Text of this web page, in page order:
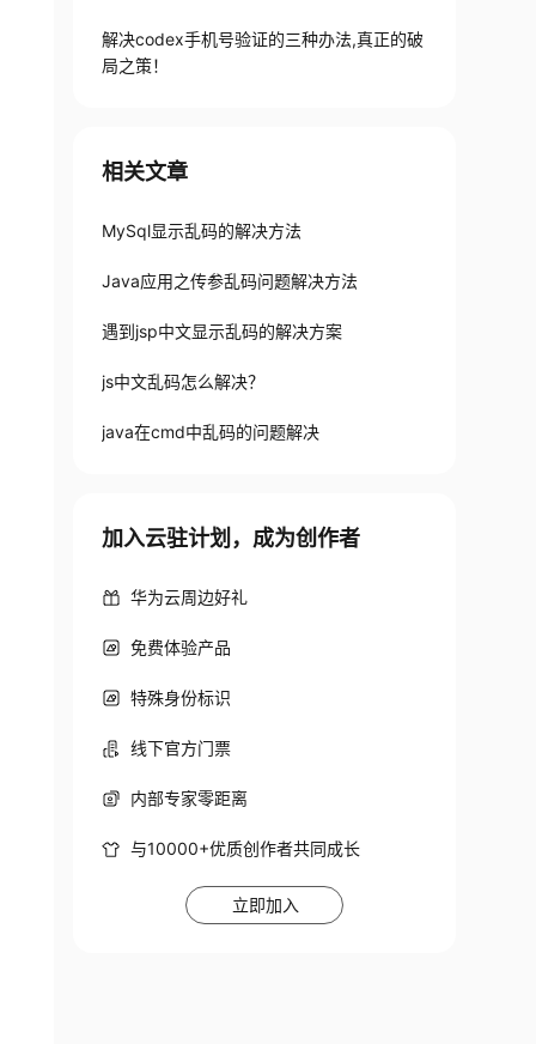
解决codex手机号验证的三种办法,真正的破
局之策！
相关文章
MySql显示乱码的解决方法
Java应用之传参乱码问题解决方法
遇到jsp中文显示乱码的解决方案
js中文乱码怎么解决？
java在cmd中乱码的问题解决
加入云驻计划，成为创作者
华为云周边好礼
免费体验产品
特殊身份标识
线下官方门票
内部专家零距离
与10000+优质创作者共同成长
立即加入